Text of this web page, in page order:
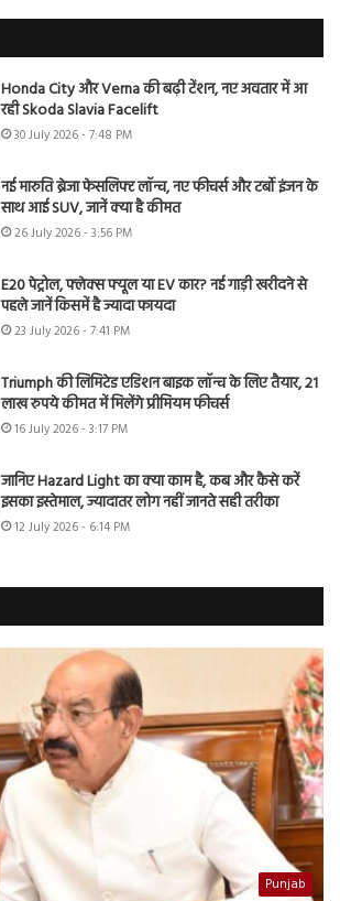
Honda City और Verna की बढ़ी टेंशन, नए अवतार में आ
रही Skoda Slavia Facelift
30 July 2026 - 7:48 PM
नई मारुति ब्रेजा फेसलिफ्ट लॉन्च, नए फीचर्स और टर्बो इंजन के
साथ आई SUV, जानें क्या है कीमत
26 July 2026 - 3:56 PM
E20 पेट्रोल, फ्लेक्स फ्यूल या EV कार? नई गाड़ी खरीदने से
पहले जानें किसमें है ज्यादा फायदा
23 July 2026 - 7:41 PM
Triumph की लिमिटेड एडिशन बाइक लॉन्च के लिए तैयार, 21
लाख रुपये कीमत में मिलेंगे प्रीमियम फीचर्स
16 July 2026 - 3:17 PM
जानिए Hazard Light का क्या काम है, कब और कैसे करें
इसका इस्तेमाल, ज्यादातर लोग नहीं जानते सही तरीका
12 July 2026 - 6:14 PM
Punjab